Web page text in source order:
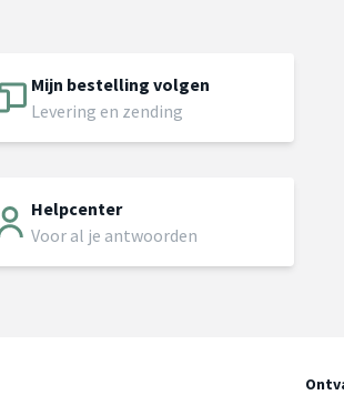
Mijn bestelling volgen
Levering en zending
Helpcenter
Voor al je antwoorden